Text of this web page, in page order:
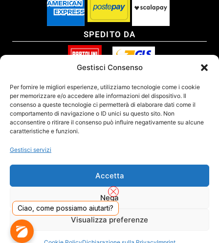
Gestisci Consenso
Per fornire le migliori esperienze, utilizziamo tecnologie come i cookie
per memorizzare e/o accedere alle informazioni del dispositivo. Il
consenso a queste tecnologie ci permetterà di elaborare dati come il
comportamento di navigazione o ID unici su questo sito. Non
acconsentire o ritirare il consenso può influire negativamente su alcune
caratteristiche e funzioni.
Gestisci servizi
Accetta
Nega
Visualizza preferenze
SPEDITO DA
DADO S.R.L. Unipersonale - Viale Enrico Forlanini 23 - 20134 Milano (MI) - Italy
Tel. 02.40703420 - P.Iva/C.F. 02681390809 - Numero REA MI-2640300 - Cap. Soc.
Ciao, come possiamo aiutarti?